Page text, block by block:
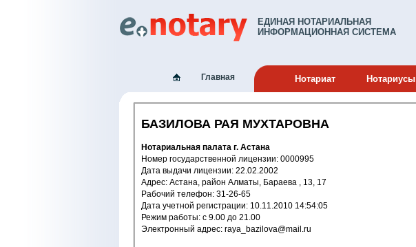
ЕДИНАЯ НОТАРИАЛЬНАЯ
ИНФОРМАЦИОННАЯ СИСТЕМА
Главная Нотариат Нотариусы
БАЗИЛОВА РАЯ МУХТАРОВНА
Нотариальная палата г. Астана
Номер государственной лицензии: 0000995
Дата выдачи лицензии: 22.02.2002
Адрес: Астана, район Алматы, Бараева , 13, 17
Рабочий телефон: 31-26-65
Дата учетной регистрации: 10.11.2010 14:54:05
Режим работы: c 9.00 до 21.00
Электронный адрес: raya_bazilova@mail.ru